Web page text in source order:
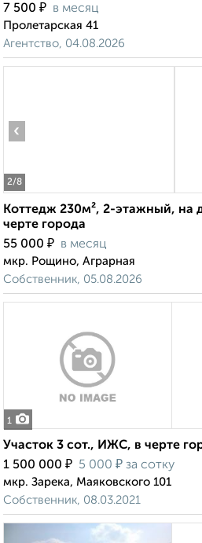
7 500 ₽ в месяц
Пролетарская 41
Агентство, 04.08.2026
2/8
‹
Коттедж 230м², 2-этажный, на
черте города
55 000 ₽ в месяц
мкр. Рощино, Аграрная
Собственник, 05.08.2026
1
Участок 3 сот., ИЖС, в черте
1 500 000 ₽ 5 000 ₽ за сотку
мкр. Зарека, Маяковского 101
Собственник, 08.03.2021